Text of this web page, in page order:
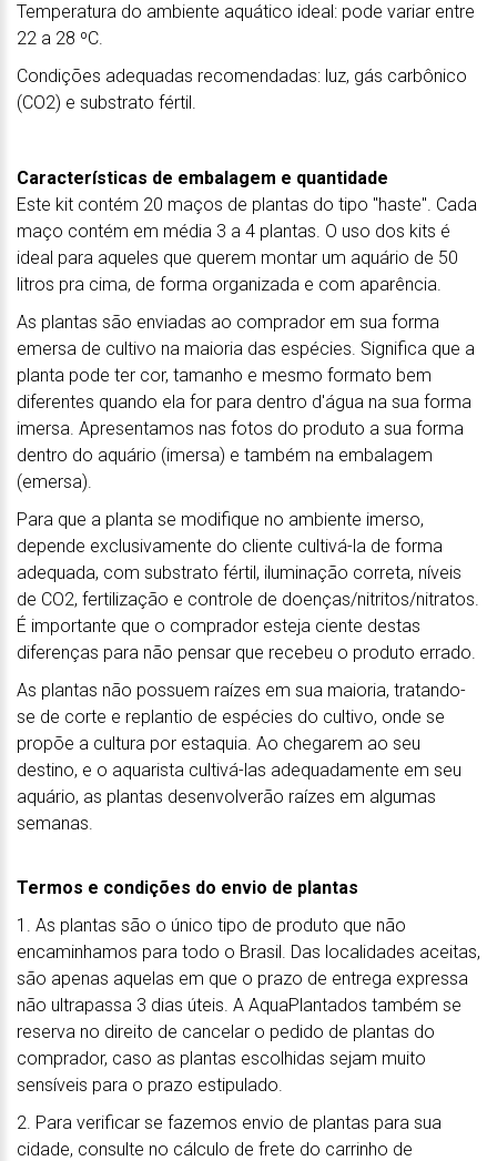
Temperatura do ambiente aquático ideal: pode variar entre
22 a 28 ºC.
Condições adequadas recomendadas: luz, gás carbônico
(CO2) e substrato fértil.
Características de embalagem e quantidade
Este kit contém 20 maços de plantas do tipo "haste". Cada
maço contém em média 3 a 4 plantas. O uso dos kits é
ideal para aqueles que querem montar um aquário de 50
litros pra cima, de forma organizada e com aparência.
As plantas são enviadas ao comprador em sua forma
emersa de cultivo na maioria das espécies. Significa que a
planta pode ter cor, tamanho e mesmo formato bem
diferentes quando ela for para dentro d'água na sua forma
imersa. Apresentamos nas fotos do produto a sua forma
dentro do aquário (imersa) e também na embalagem
(emersa).
Para que a planta se modifique no ambiente imerso,
depende exclusivamente do cliente cultivá-la de forma
adequada, com substrato fértil, iluminação correta, níveis
de CO2, fertilização e controle de doenças/nitritos/nitratos.
É importante que o comprador esteja ciente destas
diferenças para não pensar que recebeu o produto errado.
As plantas não possuem raízes em sua maioria, tratando-
se de corte e replantio de espécies do cultivo, onde se
propõe a cultura por estaquia. Ao chegarem ao seu
destino, e o aquarista cultivá-las adequadamente em seu
aquário, as plantas desenvolverão raízes em algumas
semanas.
Termos e condições do envio de plantas
1. As plantas são o único tipo de produto que não
encaminhamos para todo o Brasil. Das localidades aceitas,
são apenas aquelas em que o prazo de entrega expressa
não ultrapassa 3 dias úteis. A AquaPlantados também se
reserva no direito de cancelar o pedido de plantas do
comprador, caso as plantas escolhidas sejam muito
sensíveis para o prazo estipulado.
2. Para verificar se fazemos envio de plantas para sua
cidade, consulte no cálculo de frete do carrinho de